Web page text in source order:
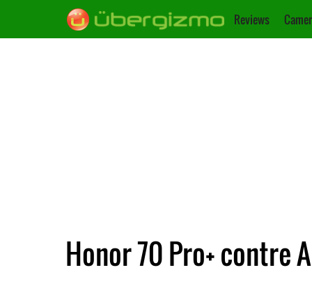
Reviews
Honor 70 Pro+ contre